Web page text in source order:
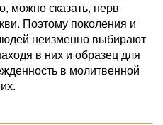
можно сказать, нерв
Поэтому поколения и
неизменно выбирают
в них и образец для
в молитвенной